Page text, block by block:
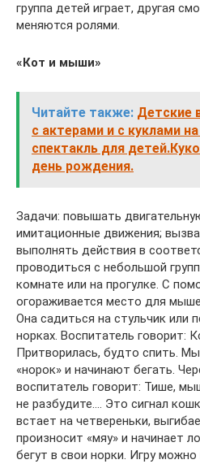
группа детей играет, другая
меняются ролями.
«Кот и мыши»
Читайте также: Детские
с актерами и с куклами
спектакль для
день рождения.
Задачи: повышать
имитационные движения;
выполнять действия в
проводиться с небольшой
комнате или на прогулке. С
огораживается место для
Она садиться на стульчик или
норках. Воспитатель говорит:
Притворилась, будто спить.
«норок» и начинают бегать.
воспитатель говорит: Тише,
не разбудите…. Это сигнал
встает на четвереньки,
произносит «мяу» и начинает
бегут в свои норки. Игру